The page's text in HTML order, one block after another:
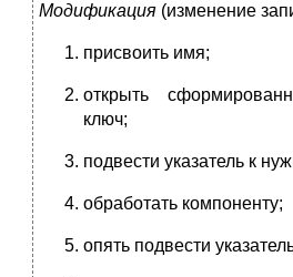
Модификация (изменение
присвоить имя;
открыть
ключ;
подвести указатель к
обработать компоненту;
опять подвести